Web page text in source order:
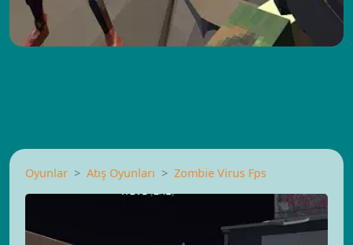
Oyunlar Atış Oyunları Zombie Virus Fps